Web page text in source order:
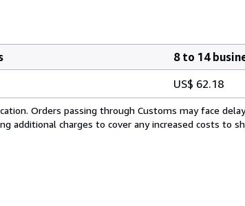
8 to 14
US$ 62.18
Orders passing through Customs may face
additional charges to cover any increased costs to